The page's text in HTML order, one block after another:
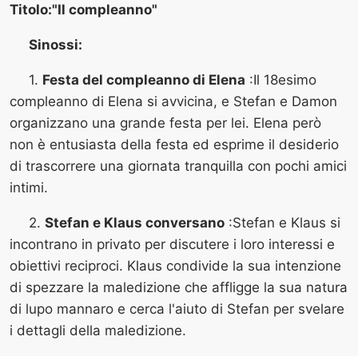
Titolo:"Il compleanno"
Sinossi:
1. Festa del compleanno di Elena :Il 18esimo
compleanno di Elena si avvicina, e Stefan e Damon
organizzano una grande festa per lei. Elena però
non è entusiasta della festa ed esprime il desiderio
di trascorrere una giornata tranquilla con pochi amici
intimi.
2. Stefan e Klaus conversano :Stefan e Klaus si
incontrano in privato per discutere i loro interessi e
obiettivi reciproci. Klaus condivide la sua intenzione
di spezzare la maledizione che affligge la sua natura
di lupo mannaro e cerca l'aiuto di Stefan per svelare
i dettagli della maledizione.